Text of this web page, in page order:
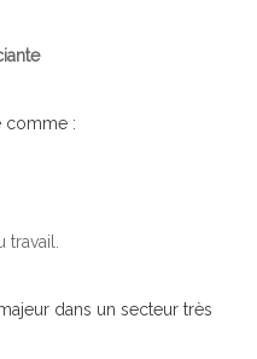
comme :
dans un secteur très